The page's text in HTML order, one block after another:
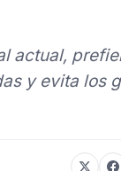
actual,
y evita los